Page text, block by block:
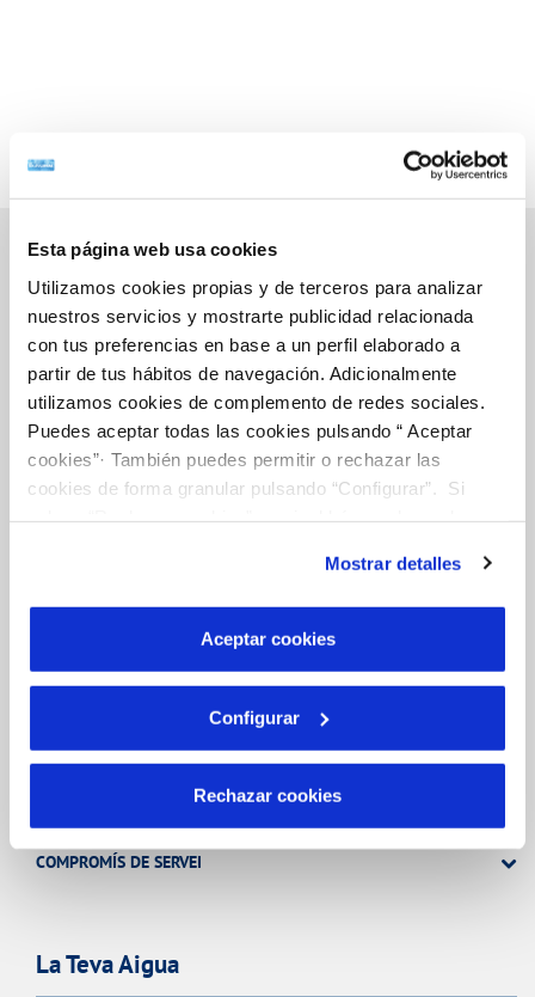
Esta página web usa cookies
Utilizamos cookies propias y de terceros para analizar
nuestros servicios y mostrarte publicidad relacionada
con tus preferencias en base a un perfil elaborado a
partir de tus hábitos de navegación. Adicionalmente
utilizamos cookies de complemento de redes sociales.
Puedes aceptar todas las cookies pulsando “ Aceptar
cookies”· También puedes permitir o rechazar las
cookies de forma granular pulsando “Configurar”. Si
son indispensables para que el sitio web funcione y que
por tanto no se pueden desactivar. Puedes consultar
más información en nuestraPolítica de Cookies
Mostrar detalles
Aceptar cookies
Configurar
Rechazar cookies
Gestions en Línia
FACTURES, PAGAMENTS I CONSUMS
CONTRACTES
MODIFICACIÓ DE DADES
INCIDÈNCIES
ATENCIÓ AL CLIENT
COMPROMÍS DE SERVEI
La Teva Aigua